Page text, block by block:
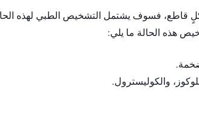
قاطع، فسوف يشتمل التشخيص الطبي لهذه
هذه الحالة ما يلي:
والكوليسترول.